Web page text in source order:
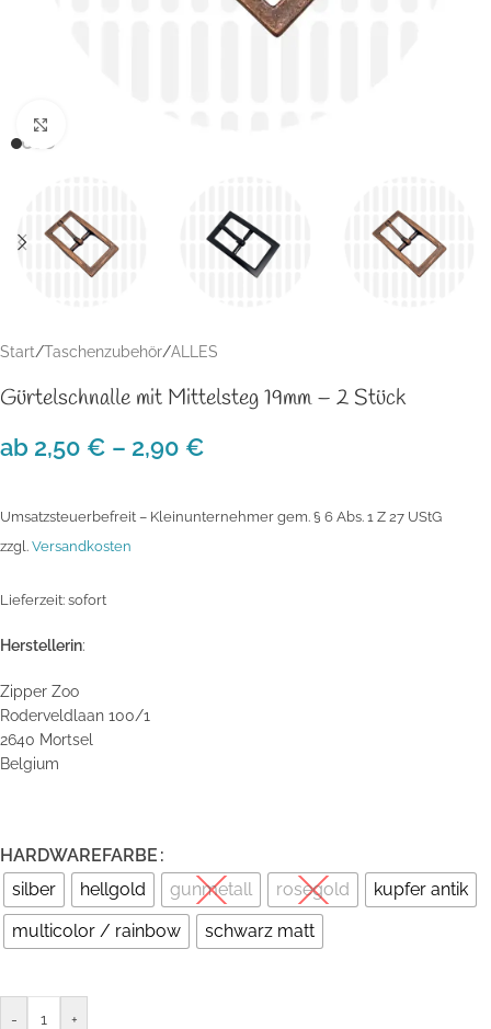
Start/Taschenzubehör/ALLES
Gürtelschnalle mit Mittelsteg 19mm – 2 Stück
ab 2,50 € – 2,90 €
Umsatzsteuerbefreit – Kleinunternehmer gem. § 6 Abs. 1 Z 27 UStG
zzgl. Versandkosten
Lieferzeit: sofort
Herstellerin:
Zipper Zoo
Roderveldlaan 100/1
2640 Mortsel
Belgium
HARDWAREFARBE
silber
hellgold gunmetall rosegold
kupfer antik
multicolor / rainbow
schwarz matt
- +